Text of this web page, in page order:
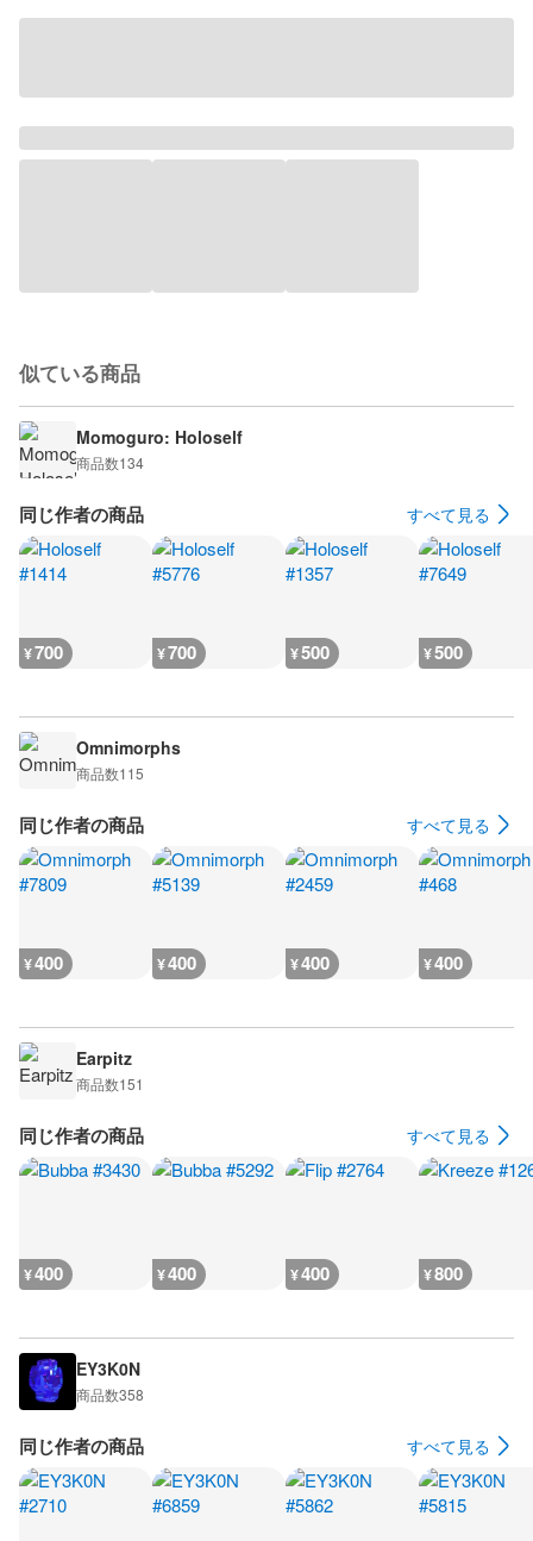
似ている商品
Momoguro: Holoself
商品数134
同じ作者の商品 すべて見る
¥700 ¥700 ¥500 ¥500
Omnimorphs
商品数115
同じ作者の商品 すべて見る
¥400 ¥400 ¥400 ¥400
Earpitz
商品数151
同じ作者の商品 すべて見る
¥400 ¥400 ¥400 ¥800
EY3K0N
商品数358
同じ作者の商品 すべて見る